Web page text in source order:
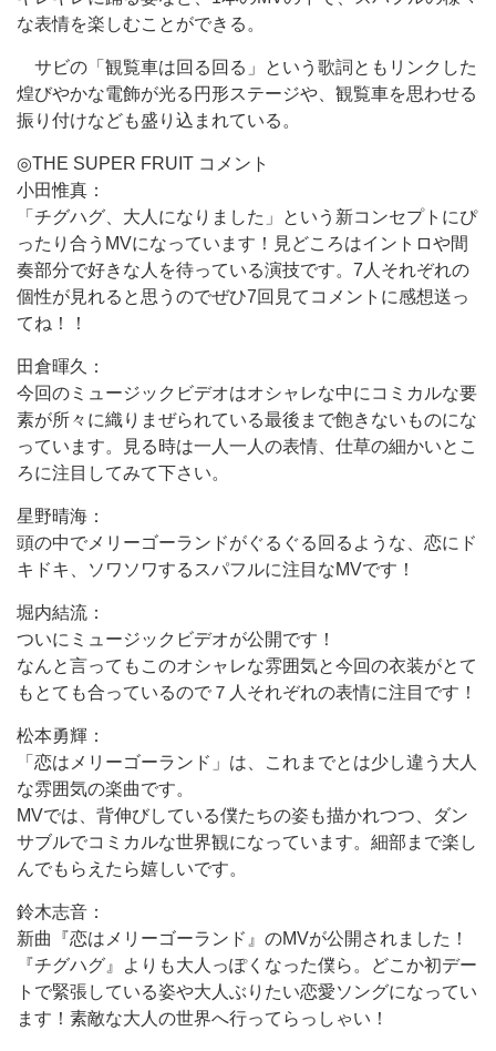
な表情を楽しむことができる。
サビの「観覧車は回る回る」という歌詞ともリンクした
煌びやかな電飾が光る円形ステージや、観覧車を思わせる
振り付けなども盛り込まれている。
◎THE SUPER FRUIT コメント
小田惟真：
「チグハグ、大人になりました」という新コンセプトにぴ
ったり合うMVになっています！見どころはイントロや間
奏部分で好きな人を待っている演技です。7人それぞれの
個性が見れると思うのでぜひ7回見てコメントに感想送っ
てね！！
田倉暉久：
今回のミュージックビデオはオシャレな中にコミカルな要
素が所々に織りまぜられている最後まで飽きないものにな
っています。見る時は一人一人の表情、仕草の細かいとこ
ろに注目してみて下さい。
星野晴海：
頭の中でメリーゴーランドがぐるぐる回るような、恋にド
キドキ、ソワソワするスパフルに注目なMVです！
堀内結流：
ついにミュージックビデオが公開です！
なんと言ってもこのオシャレな雰囲気と今回の衣装がとて
もとても合っているので７人それぞれの表情に注目です！
松本勇輝：
「恋はメリーゴーランド」は、これまでとは少し違う大人
な雰囲気の楽曲です。
MVでは、背伸びしている僕たちの姿も描かれつつ、ダン
サブルでコミカルな世界観になっています。細部まで楽し
んでもらえたら嬉しいです。
鈴木志音：
新曲『恋はメリーゴーランド』のMVが公開されました！
『チグハグ』よりも大人っぽくなった僕ら。どこか初デー
トで緊張している姿や大人ぶりたい恋愛ソングになってい
ます！素敵な大人の世界へ行ってらっしゃい！